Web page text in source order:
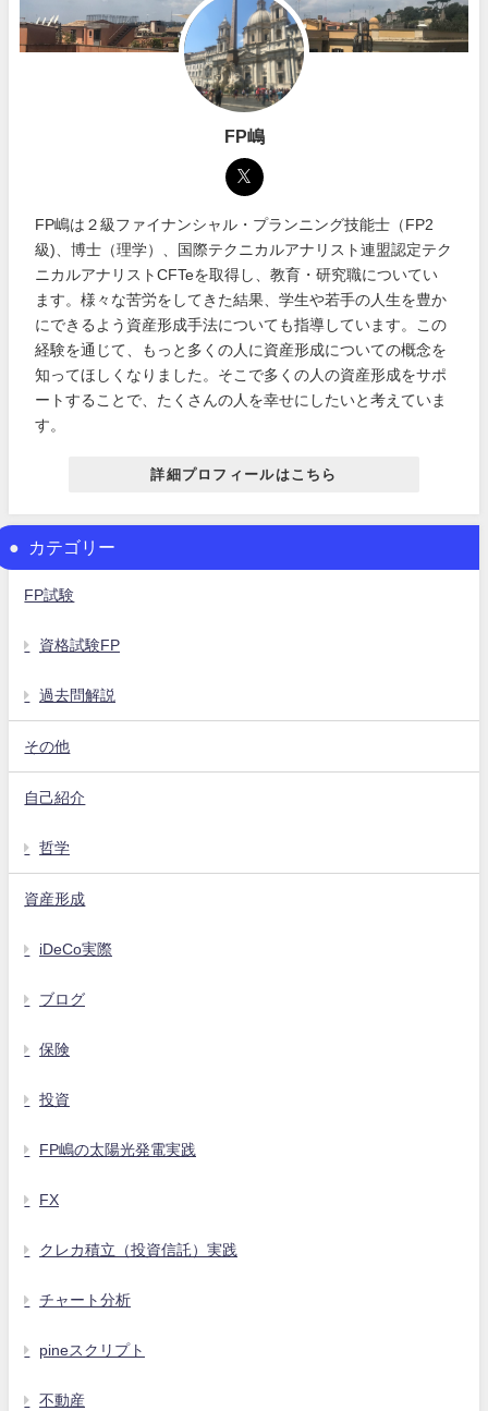
FP嶋
FP嶋は２級ファイナンシャル・プランニング技能士（FP2
級)、博士（理学）、国際テクニカルアナリスト連盟認定テク
ニカルアナリストCFTeを取得し、教育・研究職についてい
ます。様々な苦労をしてきた結果、学生や若手の人生を豊か
にできるよう資産形成手法についても指導しています。この
経験を通じて、もっと多くの人に資産形成についての概念を
知ってほしくなりました。そこで多くの人の資産形成をサポ
ートすることで、たくさんの人を幸せにしたいと考えていま
す。
詳細プロフィールはこちら
カテゴリー
FP試験
資格試験FP
過去問解説
その他
自己紹介
哲学
資産形成
iDeCo実際
ブログ
保険
投資
FP嶋の太陽光発電実践
FX
クレカ積立（投資信託）実践
チャート分析
pineスクリプト
不動産